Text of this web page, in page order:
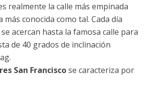
realmente la calle más empinada
más conocida como tal. Cada día
acercan hasta la famosa calle para
de 40 grados de inclinación
San Franciscose caracteriza por